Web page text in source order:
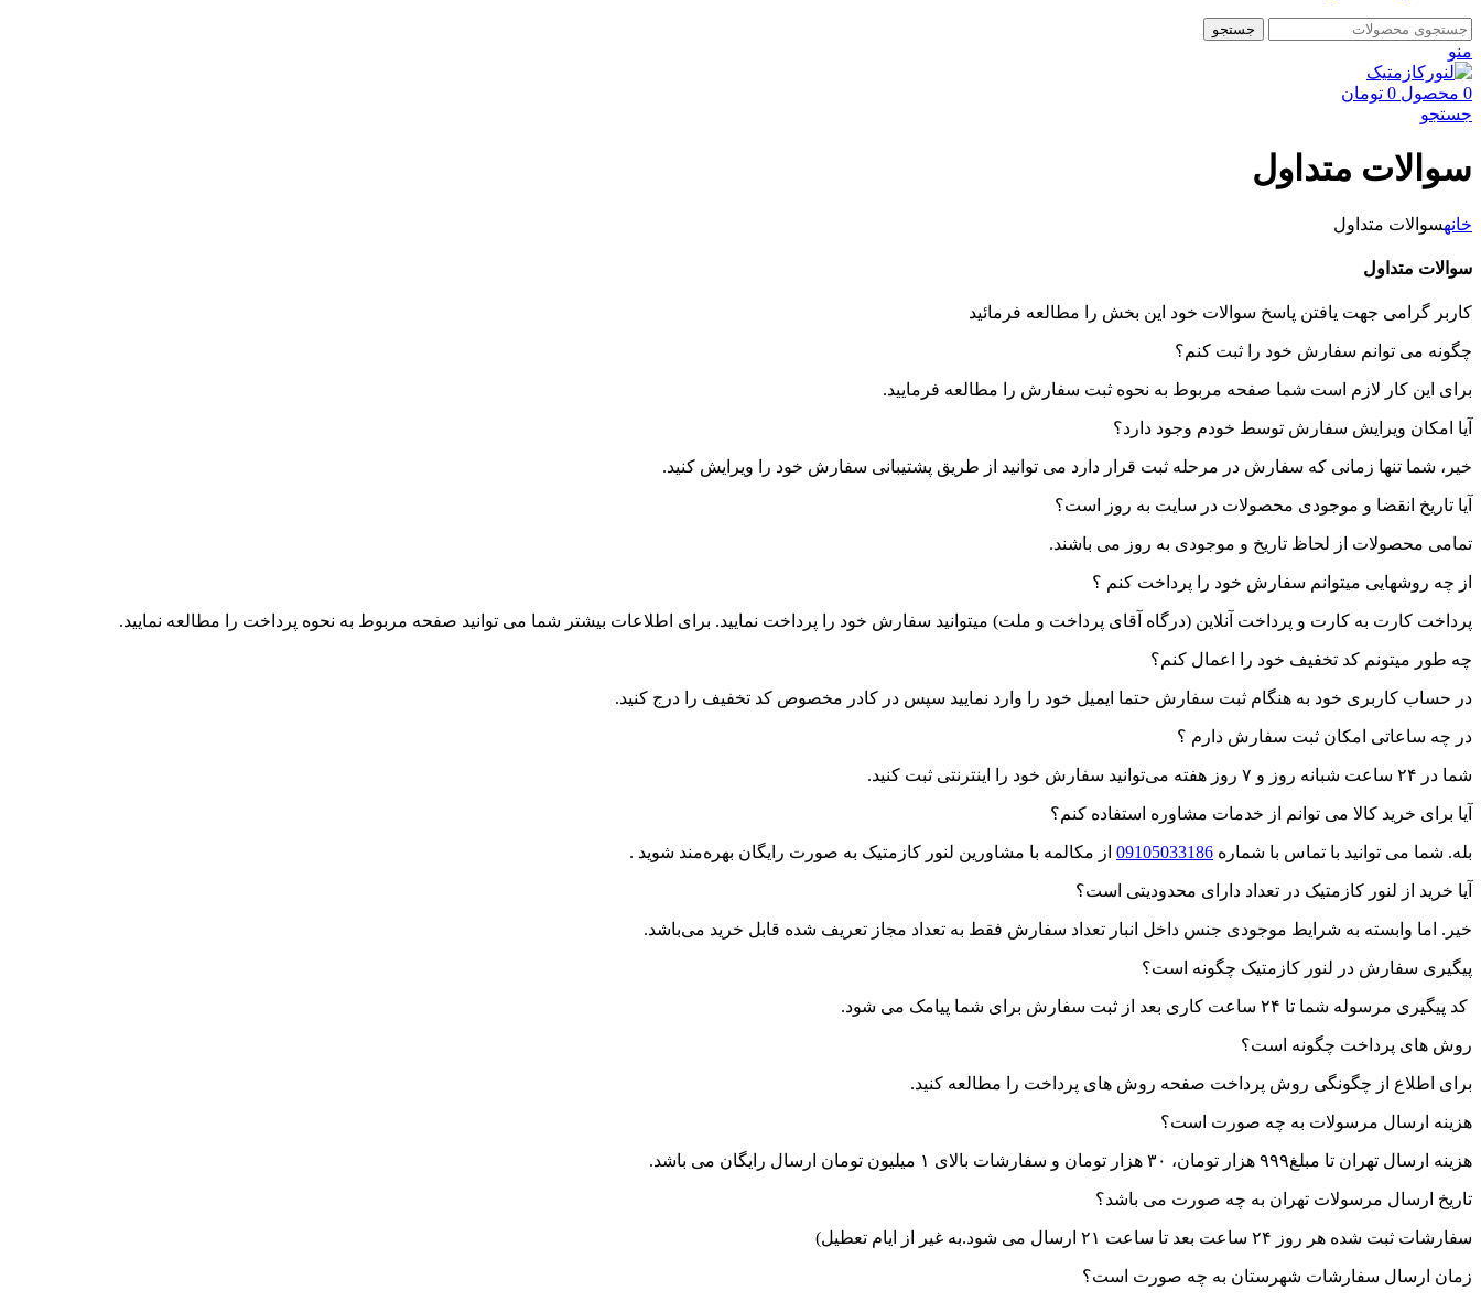
جستجو
منو
0 محصول 0 تومان
جستجو
سوالات متداول
خانهسوالات متداول
سوالات متداول
کاربر گرامی جهت یافتن پاسخ سوالات خود این بخش را مطالعه فرمائید​
چگونه می توانم سفارش خود را ثبت کنم؟
برای این کار لازم است شما صفحه مربوط به نحوه ثبت سفارش را مطالعه فرمایید.
آیا امکان ویرایش سفارش توسط خودم وجود دارد؟
خیر، شما تنها زمانی که سفارش در مرحله ثبت قرار دارد می توانید از طریق پشتیبانی سفارش خود را ویرایش کنید.
آیا تاریخ انقضا و موجودی محصولات در سایت به روز است؟
تمامی محصولات از لحاظ تاریخ و موجودی به روز می باشند.
از چه روشهایی میتوانم سفارش خود را پرداخت کنم ؟
پرداخت کارت به کارت و پرداخت آنلاین (درگاه آقای پرداخت و ملت) میتوانید سفارش خود را پرداخت نمایید. برای اطلاعات بیشتر شما می توانید صفحه مربوط به نحوه پرداخت را مطالعه نمایید.
چه طور میتونم کد تخفیف خود را اعمال کنم؟
در حساب کاربری خود به هنگام ثبت سفارش حتما ایمیل خود را وارد نمایید سپس در کادر مخصوص کد تخفیف را درج کنید.
در چه ساعاتی امکان ثبت سفارش دارم ؟
شما در ۲۴ ساعت شبانه روز و ۷ روز هفته می‌‏توانید سفارش خود را اینترنتی ثبت کنید.
آیا برای خرید کالا می توانم از خدمات مشاوره استفاده کنم؟
بله. شما می توانید با تماس با شماره 09105033186 از مکالمه با مشاورین لنور کازمتیک به صورت رایگان بهره‌مند شوید .
آیا خرید از لنور کازمتیک در تعداد دارای محدودیتی است؟
خیر. اما وابسته به شرایط موجودی جنس داخل انبار تعداد سفارش فقط به تعداد مجاز تعریف شده قابل خرید می‌باشد.
پیگیری سفارش در لنور کازمتیک چگونه است؟
کد پیگیری مرسوله شما تا ۲۴ ساعت کاری بعد از ثبت سفارش برای شما پیامک می شود.
روش های پرداخت چگونه است؟
برای اطلاع از چگونگی روش پرداخت صفحه روش های پرداخت را مطالعه کنید.
هزینه ارسال مرسولات به چه صورت است؟
هزینه ارسال تهران تا مبلغ۹۹۹ هزار تومان، ۳۰ هزار تومان و سفارشات بالای ۱ میلیون تومان ارسال رایگان می باشد.
تاریخ ارسال مرسولات تهران به چه صورت می باشد؟
سفارشات ثبت شده هر روز ۲۴ ساعت بعد تا ساعت ۲۱ ارسال می شود.به غیر از ایام تعطیل)
زمان ارسال سفارشات شهرستان به چه صورت است؟